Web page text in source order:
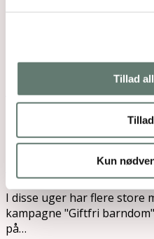
Tillad
Kun
Sød, sødere, mor
I dag kommer første
Børn PLUS - alt til mor" på…
Hverdag uden
I disse uger har flere store
kampagne "Giftfri
på…